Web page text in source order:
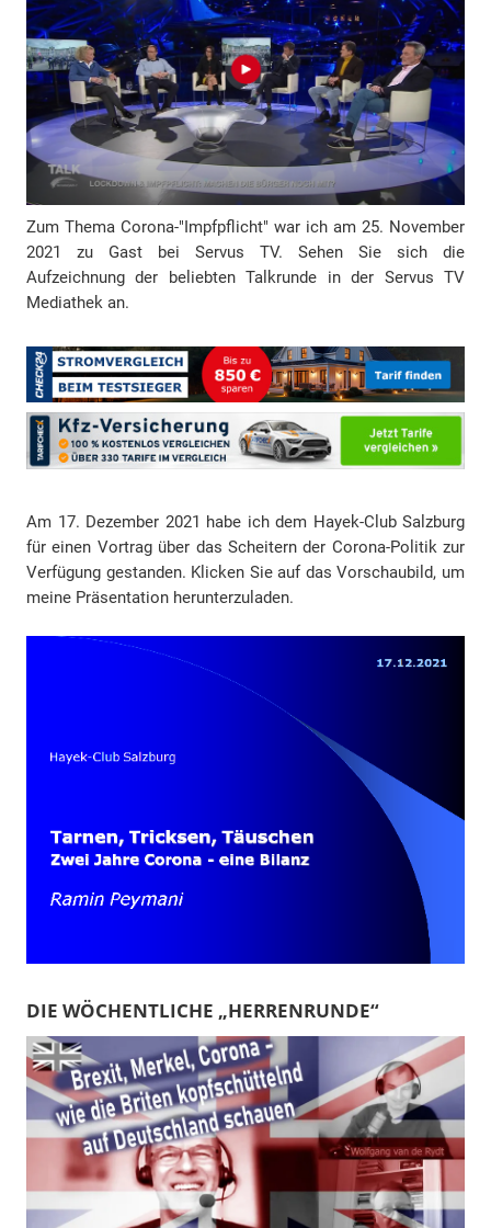
d
r
e
s
s
Zum Thema Corona-"Impfpflicht" war ich am 25. November
2021 zu Gast bei Servus TV. Sehen Sie sich die
Aufzeichnung der beliebten Talkrunde in der Servus TV
Mediathek an.
Am 17. Dezember 2021 habe ich dem Hayek-Club Salzburg
für einen Vortrag über das Scheitern der Corona-Politik zur
Verfügung gestanden. Klicken Sie auf das Vorschaubild, um
meine Präsentation herunterzuladen.
DIE WÖCHENTLICHE „HERRENRUNDE“